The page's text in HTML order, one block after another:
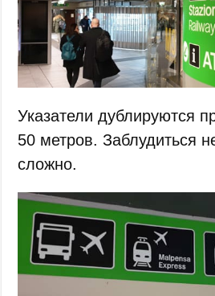
Указатели дублируются
50 метров. Заблудиться
сложно.